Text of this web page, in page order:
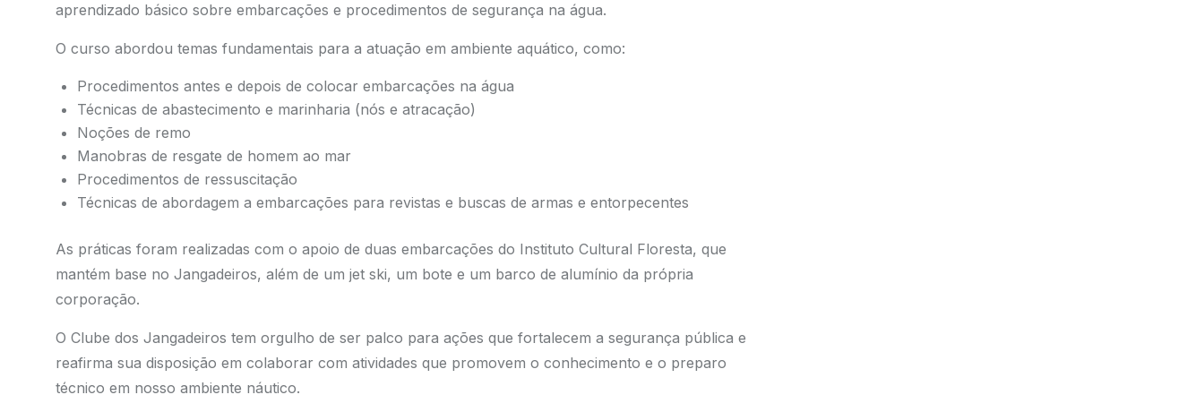
aprendizado básico sobre embarcações e procedimentos de segurança na água.
O curso abordou temas fundamentais para a atuação em ambiente aquático, como:
Procedimentos antes e depois de colocar embarcações na água
Técnicas de abastecimento e marinharia (nós e atracação)
Noções de remo
Manobras de resgate de homem ao mar
Procedimentos de ressuscitação
Técnicas de abordagem a embarcações para revistas e buscas de armas e entorpecentes
As práticas foram realizadas com o apoio de duas embarcações do Instituto Cultural Floresta, que
mantém base no Jangadeiros, além de um jet ski, um bote e um barco de alumínio da própria
corporação.
O Clube dos Jangadeiros tem orgulho de ser palco para ações que fortalecem a segurança pública e
reafirma sua disposição em colaborar com atividades que promovem o conhecimento e o preparo
técnico em nosso ambiente náutico.